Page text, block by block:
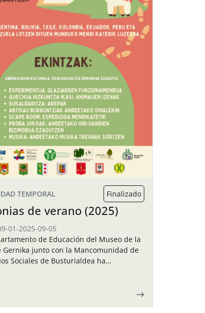
TEMPORAL Finalizado
de verano (2025)
01-2025-09-05
de Educación del Museo de la
Gernika junto con la Mancomunidad de
Sociales de Busturialdea ha